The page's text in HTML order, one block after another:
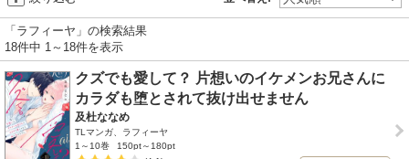
「ラフィーヤ」の検索結果
18件中 1～18件を表示
クズでも愛して？ 片想いのイケメンお兄さんに
カラダも堕とされて抜け出せません
及杜ななめ
TLマンガ、ラフィーヤ
1～10巻
150pt～180pt